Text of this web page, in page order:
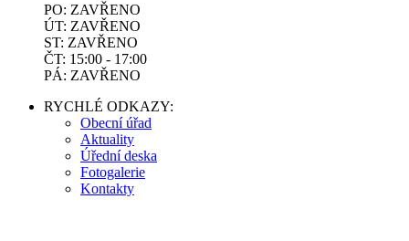
PO: ZAVŘENO
ÚT: ZAVŘENO
ST: ZAVŘENO
ČT: 15:00 - 17:00
PÁ: ZAVŘENO
RYCHLÉ ODKAZY:
Obecní úřad
Aktuality
Úřední deska
Fotogalerie
Kontakty